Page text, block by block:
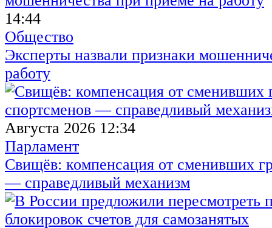
14:44
Общество
Эксперты назвали признаки
работу
Августа 2026 12:34
Парламент
Свищёв: компенсация от сменивших
— справедливый механизм